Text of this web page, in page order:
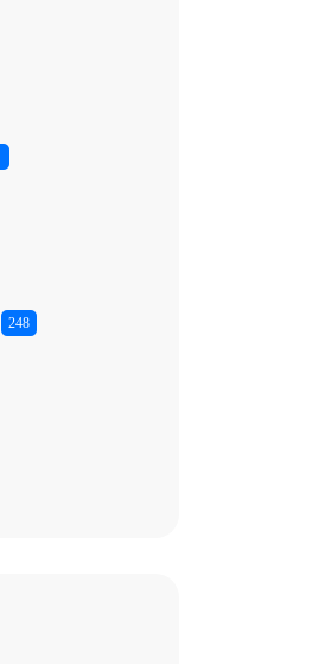
248